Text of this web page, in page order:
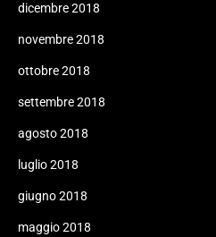
dicembre 2018
novembre 2018
ottobre 2018
settembre 2018
agosto 2018
luglio 2018
giugno 2018
maggio 2018